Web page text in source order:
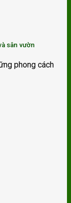
sân vườn
phong cách